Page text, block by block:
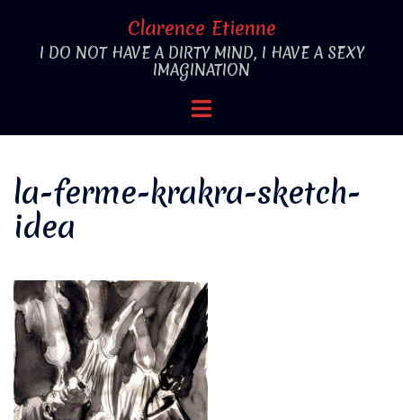
contenu
Clarence Etienne
I DO NOT HAVE A DIRTY MIND, I HAVE A SEXY
IMAGINATION
Ouvrir/fermer
la-ferme-krakra-sketch-
idea